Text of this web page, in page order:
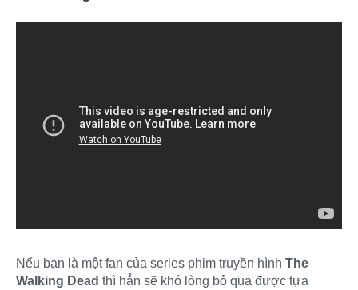
Nếu bạn là một fan của series phim truyền hình The
Walking Dead thì hẳn sẽ khó lòng bỏ qua được tựa